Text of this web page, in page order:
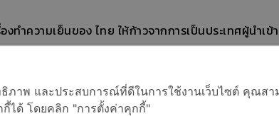
วามเย็นของ ไทย ให้ก้าวจากการเป็นประเทศผู้นําเ
ามเย็นรายหลัก รายหนึ่งของโลก กุลธรเป็นผู้หนึ่งในก
มอเตอร์คอมเพรสเซอร์ มอเตอร์ไฟฟ้า อุปกรณ์และชิ้
ษัท เทคัมเช่จากประเทศสหรัฐอเมริกา และเป็นผู้ผลิต
ธิภาพ และประสบการณ์ที่ดีในการใช้งานเว็บไซต์ คุณสา
ได้ โดยคลิก "การตั้งค่าคุกกี้"